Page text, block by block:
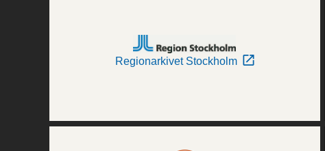
Regionarkivet Stockholm